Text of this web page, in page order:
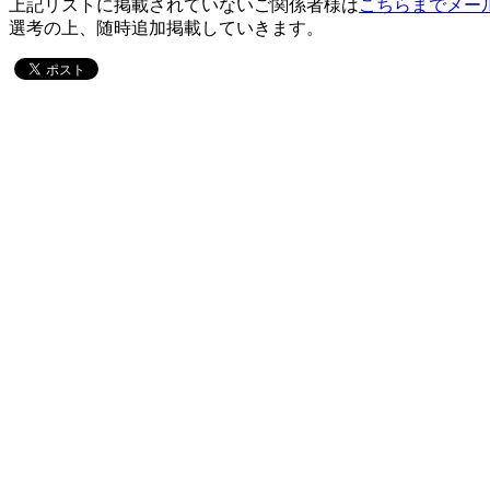
上記リストに掲載されていないご関係者様はこちらまでメー
選考の上、随時追加掲載していきます。